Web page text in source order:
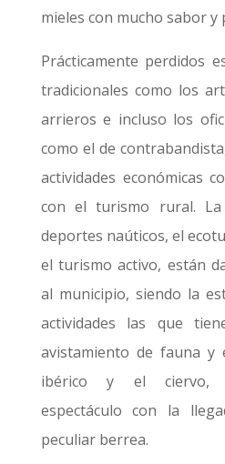
mieles con mucho sabor y
Prácticamente perdidos
tradicionales como los
arrieros e incluso los
como el de
actividades económicas
con el turismo rural. La
deportes naúticos, el
el turismo activo, están
al municipio, siendo la
actividades las que
avistamiento de fauna y
ibérico y el ciervo,
espectáculo con la
peculiar berrea.